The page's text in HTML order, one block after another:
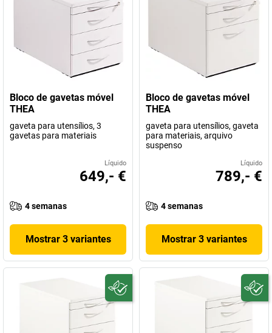
Bloco de gavetas móvel
THEA
gaveta para utensílios, 3
gavetas para materiais
Líquido
649,- €
4 semanas
Mostrar 3 variantes
Bloco de gavetas móvel
THEA
gaveta para utensílios, gaveta
para materiais, arquivo
suspenso
Líquido
789,- €
4 semanas
Mostrar 3 variantes